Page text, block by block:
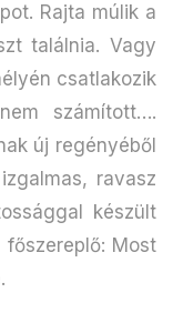
Rajta múlik a
találnia. Vagy
csatlakozik
számított….
új regényéből
ravasz
készült
Most